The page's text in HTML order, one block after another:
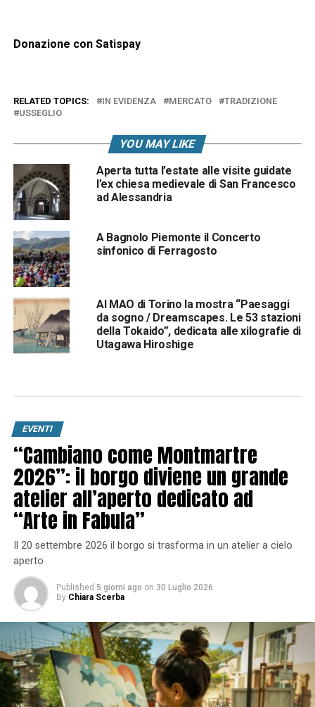
Donazione con Satispay
RELATED TOPICS: IN EVIDENZA MERCATO
TRADIZIONE
USSEGLIO
YOU MAY LIKE
Aperta tutta l’estate alle visite guidate
l’ex chiesa medievale di San Francesco
ad Alessandria
A Bagnolo Piemonte il Concerto
sinfonico di Ferragosto
Al MAO di Torino la mostra “Paesaggi
da sogno / Dreamscapes. Le 53 stazioni
della Tokaido”, dedicata alle xilografie di
Utagawa Hiroshige
EVENTI
“Cambiano come Montmartre
2026”: il borgo diviene un grande
atelier all’aperto dedicato ad
“Arte in Fabula”
Il 20 settembre 2026 il borgo si trasforma in un atelier a cielo
aperto
Published 5 giorni ago on 30 Luglio 2026
By Chiara Scerba